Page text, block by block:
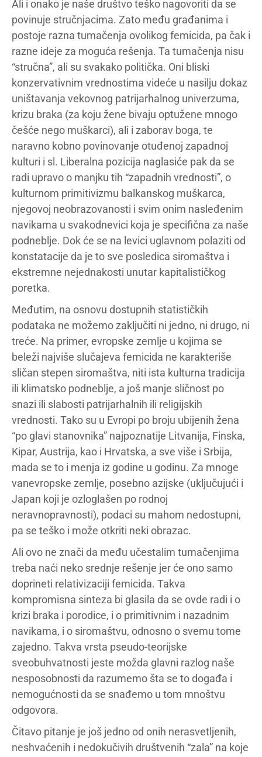
Ali i onako je naše društvo teško nagovoriti da se
povinuje stručnjacima. Zato među građanima i
postoje razna tumačenja ovolikog femicida, pa čak i
razne ideje za moguća rešenja. Ta tumačenja nisu
“stručna”, ali su svakako politička. Oni bliski
konzervativnim vrednostima videće u nasilju dokaz
uništavanja vekovnog patrijarhalnog univerzuma,
krizu braka (za koju žene bivaju optužene mnogo
češće nego muškarci), ali i zaborav boga, te
naravno kobno povinovanje otuđenoj zapadnoj
kulturi i sl. Liberalna pozicija naglasiće pak da se
radi upravo o manjku tih “zapadnih vrednosti”, o
kulturnom primitivizmu balkanskog muškarca,
njegovoj neobrazovanosti i svim onim nasleđenim
navikama u svakodnevici koja je specifična za naše
podneblje. Dok će se na levici uglavnom polaziti od
konstatacije da je to sve posledica siromaštva i
ekstremne nejednakosti unutar kapitalističkog
poretka.
Međutim, na osnovu dostupnih statističkih
podataka ne možemo zaključiti ni jedno, ni drugo, ni
treće. Na primer, evropske zemlje u kojima se
beleži najviše slučajeva femicida ne karakteriše
sličan stepen siromaštva, niti ista kulturna tradicija
ili klimatsko podneblje, a još manje sličnost po
snazi ili slabosti patrijarhalnih ili religijskih
vrednosti. Tako su u Evropi po broju ubijenih žena
“po glavi stanovnika” najpoznatije Litvanija, Finska,
Kipar, Austrija, kao i Hrvatska, a sve više i Srbija,
mada se to i menja iz godine u godinu. Za mnoge
vanevropske zemlje, posebno azijske (uključujući i
Japan koji je ozloglašen po rodnoj
neravnopravnosti), podaci su mahom nedostupni,
pa se teško i može otkriti neki obrazac.
Ali ovo ne znači da među učestalim tumačenjima
treba naći neko srednje rešenje jer će ono samo
doprineti relativizaciji femicida. Takva
kompromisna sinteza bi glasila da se ovde radi i o
krizi braka i porodice, i o primitivnim i nazadnim
navikama, i o siromaštvu, odnosno o svemu tome
zajedno. Takva vrsta pseudo-teorijske
sveobuhvatnosti jeste možda glavni razlog naše
nesposobnosti da razumemo šta se to događa i
nemogućnosti da se snađemo u tom mnoštvu
odgovora.
Čitavo pitanje je još jedno od onih nerasvetljenih,
neshvaćenih i nedokučivih društvenih “zala” na koje